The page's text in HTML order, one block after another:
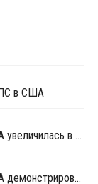
ПС в США
Маржа производства ПСC/М и УПС/М в США увеличилась в апреле
Маржа производства ПСC/М и УПС/М в США демонстрировала разнонаправленный тренд в марте